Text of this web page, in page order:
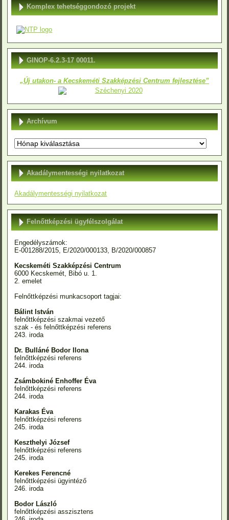
Komplex tehetséggondozó projekt
GINOP-6.2.3-17 00011.
„Új utakon- a Kecskeméti Szakképzési Centrum fejlesztése”
Archívum
Archívum
Akadálymentességi nyilatkozat
Akadálymentességi nyilatkozat
Felnőttképzési ügyfélszolgálat
Engedélyszámok:
E-001288/2015, E/2020/000133, B/2020/000857
Kecskeméti Szakképzési Centrum
6000 Kecskemét, Bibó u. 1.
2. emelet
Felnőttképzési munkacsoport tagjai:
Bálint István
felnőttképzési szakmai vezető
szak - és felnőttképzési referens
243. iroda
Dr. Bulláné Bodor Ilona
felnőttképzési referens
244. iroda
Zsámbokiné Enhoffer Éva
felnőttképzési referens
244. iroda
Karakas Éva
felnőttképzési referens
245. iroda
Keszthelyi József
felnőttképzési referens
245. iroda
Kerekes Ferencné
felnőttképzési ügyintéző
246. iroda
Bodor László
felnőttképzési asszisztens